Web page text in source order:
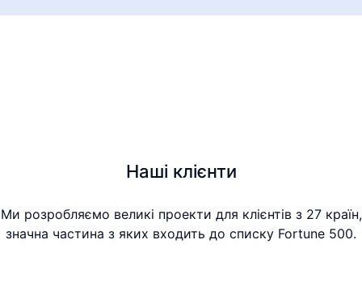
Наші клієнти
Ми розробляємо великі проекти для клієнтів з 27 країн,
значна частина з яких входить до списку Fortune 500.